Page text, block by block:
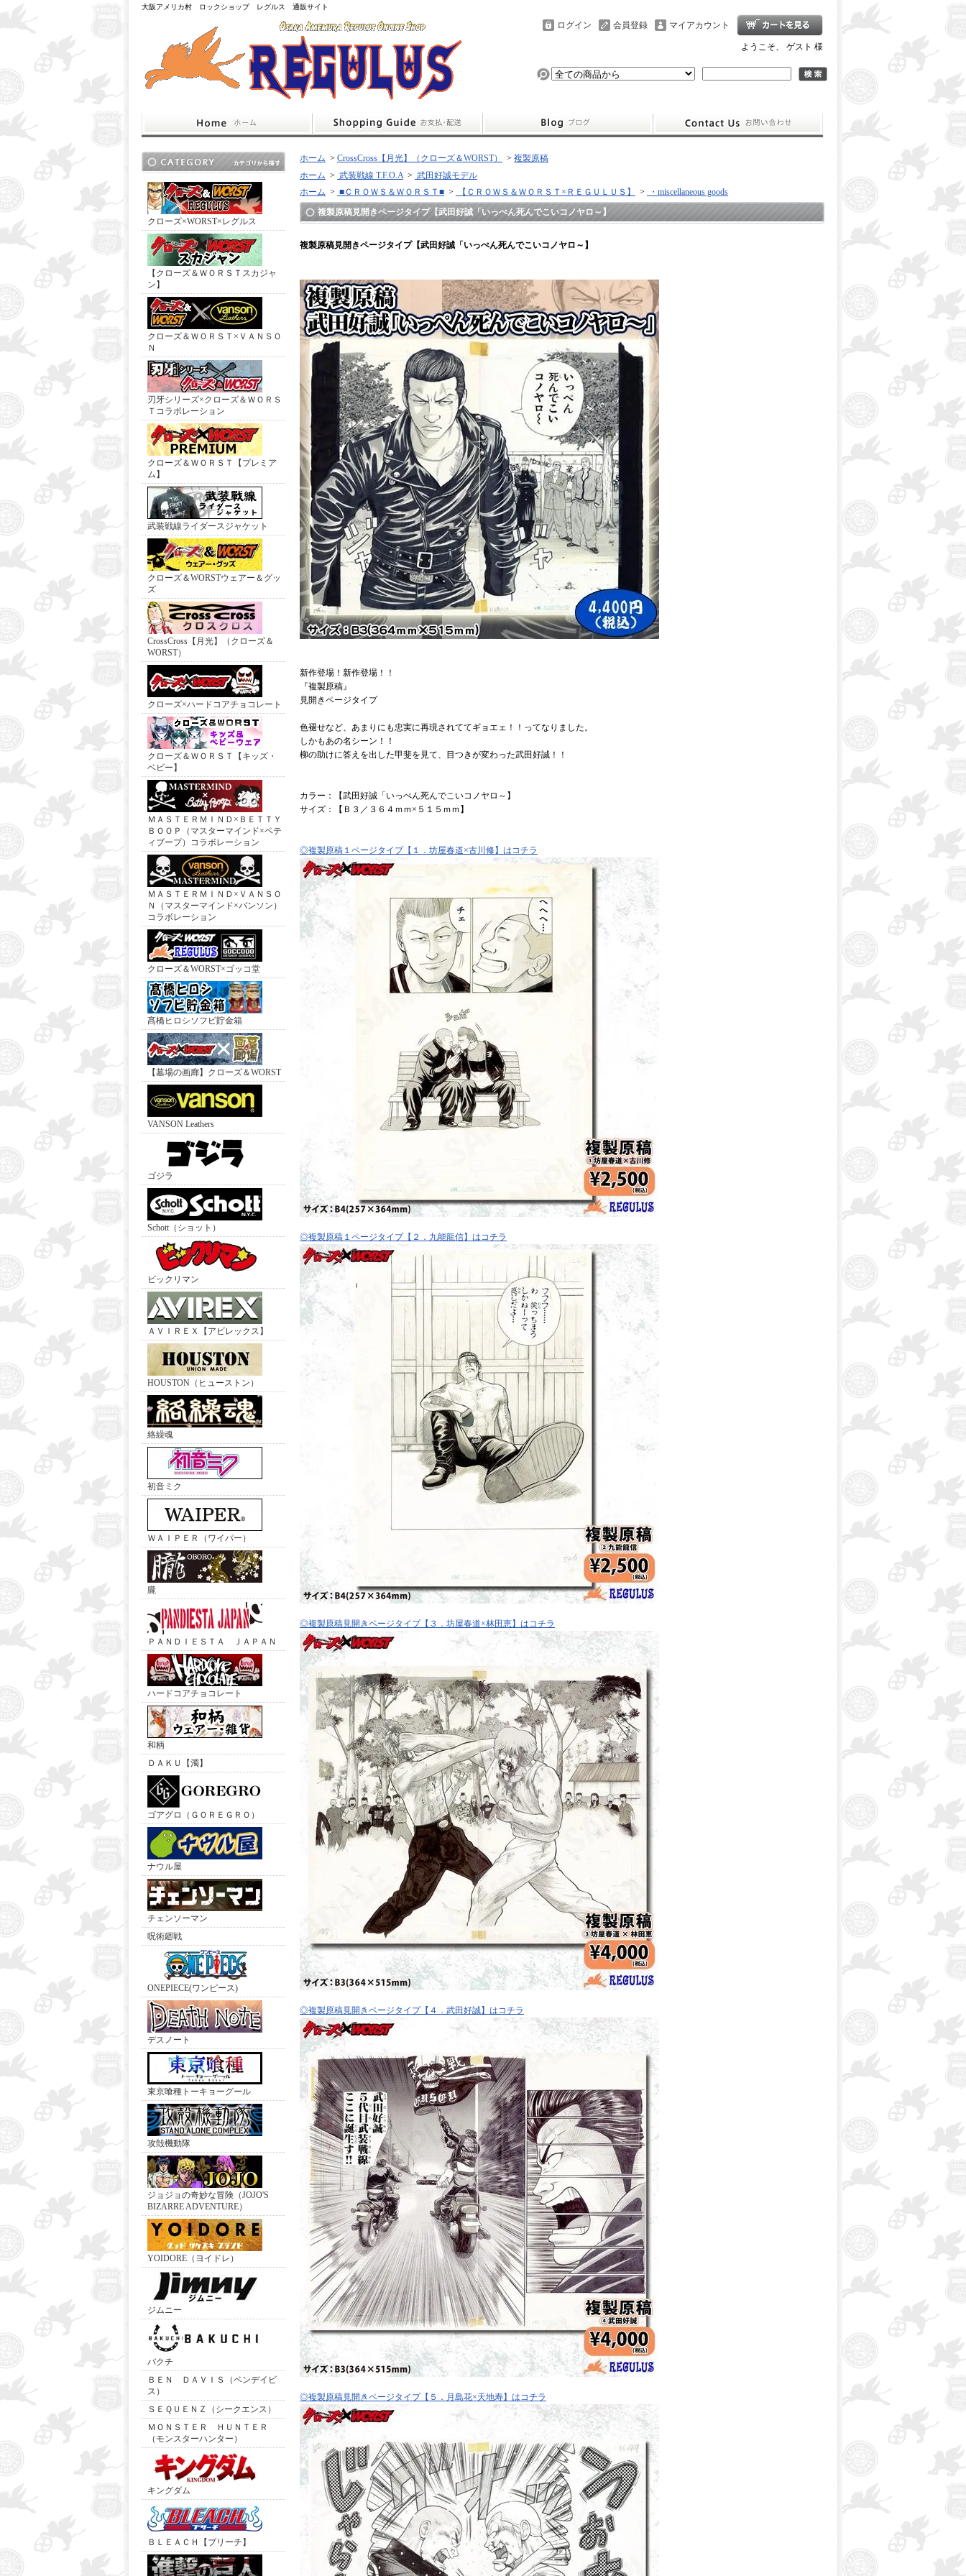
大阪アメリカ村 ロックショップ レグルス 通販サイト
マイアカウント
会員登録
ログイン
ようこそ、 ゲスト 様
クローズ×WORST×レグルス
【クローズ＆ＷＯＲＳＴスカジャ
ン】
クローズ＆ＷＯＲＳＴ×ＶＡＮＳＯ
Ｎ
刃牙シリーズ×クローズ＆ＷＯＲＳ
Ｔコラボレーション
クローズ＆ＷＯＲＳＴ【プレミア
ム】
武装戦線ライダースジャケット
クローズ＆WORSTウェアー＆グッ
ズ
CrossCross【月光】（クローズ＆
WORST）
クローズ×ハードコアチョコレート
クローズ＆ＷＯＲＳＴ【キッズ・
ベビー】
ＭＡＳＴＥＲＭＩＮＤ×ＢＥＴＴＹ
ＢＯＯＰ（マスターマインド×ベテ
ィブープ）コラボレーション
ＭＡＳＴＥＲＭＩＮＤ×ＶＡＮＳＯ
Ｎ（マスターマインド×バンソン）
コラボレーション
クローズ＆WORST×ゴッコ堂
髙橋ヒロシソフビ貯金箱
【墓場の画廊】クローズ＆WORST
VANSON Leathers
ゴジラ
Schott（ショット）
ビックリマン
ＡＶＩＲＥＸ【アビレックス】
HOUSTON（ヒューストン）
絡繰魂
初音ミク
ＷＡＩＰＥＲ（ワイパー）
朧
ＰＡＮＤＩＥＳＴＡ ＪＡＰＡＮ
ハードコアチョコレート
和柄
ＤＡＫＵ【濁】
ゴアグロ（ＧＯＲＥＧＲＯ）
ナウル屋
チェンソーマン
呪術廻戦
ONEPIECE(ワンピース)
デスノート
東京喰種トーキョーグール
攻殻機動隊
ジョジョの奇妙な冒険（JOJO'S
BIZARRE ADVENTURE）
YOIDORE（ヨイドレ）
ジムニー
バクチ
ＢＥＮ ＤＡＶＩＳ（ベンデイビ
ス）
ＳＥＱＵＥＮＺ（シークエンス）
ＭＯＮＳＴＥＲ ＨＵＮＴＥＲ
（モンスターハンター）
キングダム
ＢＬＥＡＣＨ【ブリーチ】
ホーム > CrossCross【月光】（クローズ＆WORST） > 複製原稿
ホーム > 武装戦線 T.F.O.A> 武田好誠モデル
ホーム > ■ＣＲＯＷＳ＆ＷＯＲＳＴ■ > 【ＣＲＯＷＳ＆ＷＯＲＳＴ×ＲＥＧＵＬＵＳ】 >
・miscellaneous goods
複製原稿見開きページタイプ【武田好誠「いっぺん死んでこいコノヤロ～】
複製原稿見開きページタイプ【武田好誠「いっぺん死んでこいコノヤロ～】
新作登場！新作登場！！
『複製原稿』
見開きページタイプ
色褪せなど、あまりにも忠実に再現されててギョエェ！！ってなりました。
しかもあの名シーン！！
柳の助けに答えを出した甲斐を見て、目つきが変わった武田好誠！！
カラー：【武田好誠「いっぺん死んでこいコノヤロ～】
サイズ：【Ｂ３／３６４ｍｍ×５１５ｍｍ】
◎複製原稿１ページタイプ【１．坊屋春道×古川修】はコチラ
◎複製原稿１ページタイプ【２．九能龍信】はコチラ
◎複製原稿見開きページタイプ【３．坊屋春道×林田恵】はコチラ
◎複製原稿見開きページタイプ【４．武田好誠】はコチラ
◎複製原稿見開きページタイプ【５．月島花×天地寿】はコチラ